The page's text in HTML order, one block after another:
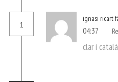
1
ignasi ricart
04:37
clar i